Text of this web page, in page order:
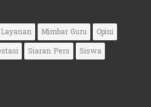
Layanan Mimbar Guru
Opini
Siaran Pers
Siswa